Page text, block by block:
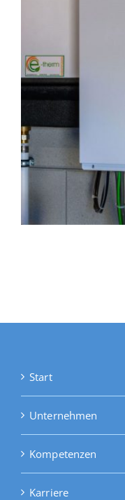
Start
Unternehmen
Kompetenzen
Karriere